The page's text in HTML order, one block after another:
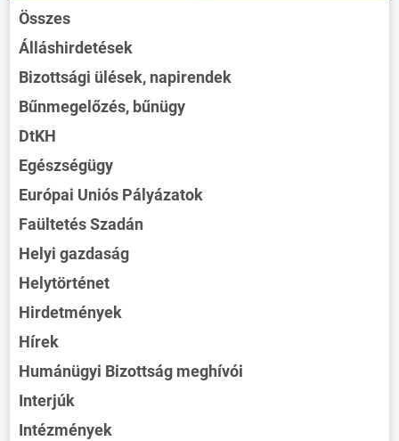
Összes
Álláshirdetések
Bizottsági ülések, napirendek
Bűnmegelőzés, bűnügy
DtKH
Egészségügy
Európai Uniós Pályázatok
Faültetés Szadán
Helyi gazdaság
Helytörténet
Hirdetmények
Hírek
Humánügyi Bizottság meghívói
Interjúk
Intézmények